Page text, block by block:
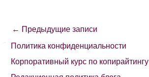
← Предыдущие записи
Политика конфиденциальности
Корпоративный курс по копирайтингу